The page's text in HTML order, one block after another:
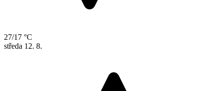
27/17 °C
středa 12. 8.